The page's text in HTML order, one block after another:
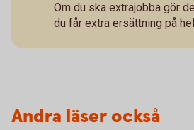
Om du ska extrajobba gör
du får extra ersättning på
Andra läser också